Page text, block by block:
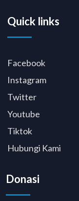
Quick links
Facebook
Instagram
Twitter
Youtube
Tiktok
Hubungi Kami
Donasi